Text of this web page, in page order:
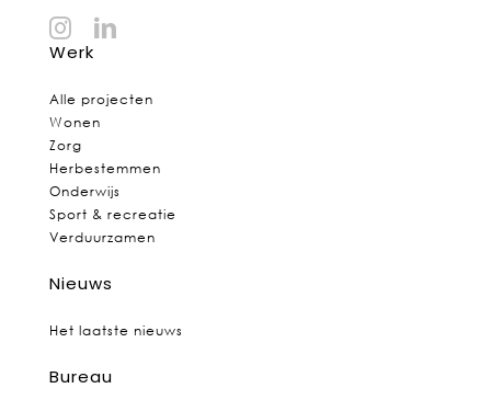
Werk
Alle projecten
Wonen
Zorg
Herbestemmen
Onderwijs
Sport & recreatie
Verduurzamen
Nieuws
Het laatste nieuws
Bureau